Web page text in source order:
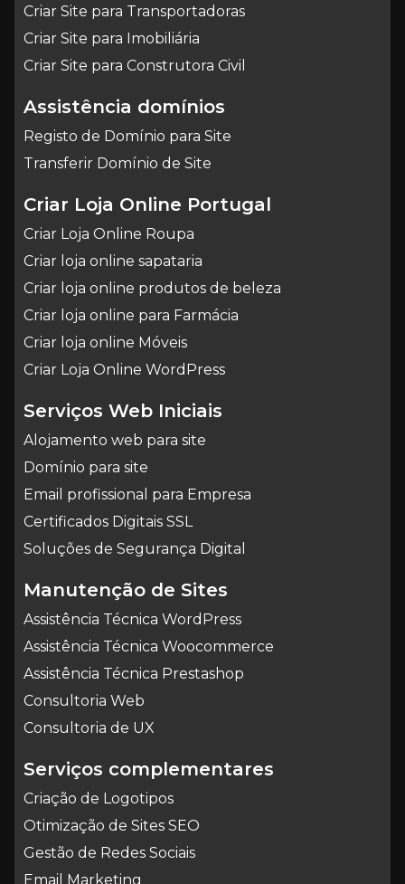
Criar Site para Transportadoras
Criar Site para Imobiliária
Criar Site para Construtora Civil
Assistência domínios
Registo de Domínio para Site
Transferir Domínio de Site
Criar Loja Online Portugal
Criar Loja Online Roupa
Criar loja online sapataria
Criar loja online produtos de beleza
Criar loja online para Farmácia
Criar loja online Móveis
Criar Loja Online WordPress
Serviços Web Iniciais
Alojamento web para site
Domínio para site
Email profissional para Empresa
Certificados Digitais SSL
Soluções de Segurança Digital
Manutenção de Sites
Assistência Técnica WordPress
Assistência Técnica Woocommerce
Assistência Técnica Prestashop
Consultoria Web
Consultoria de UX
Serviços complementares
Criação de Logotipos
Otimização de Sites SEO
Gestão de Redes Sociais
Email Marketing